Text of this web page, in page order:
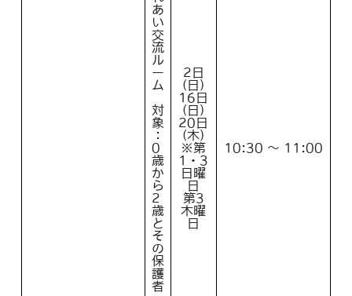
あ
い
交
流
ル
ー
ム
対
象
：
0
歳
か
ら
2
歳
と
そ
の
保
護
者
2日
(日)
16日
(日)
20日
(木)
※第
1・3
日曜
日
第3
木曜
日
10:30 ～ 11:00